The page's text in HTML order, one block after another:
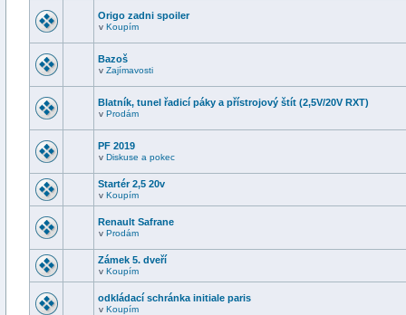
Origo zadni spoiler
v Koupím
Bazoš
v Zajímavosti
Blatník, tunel řadicí páky a přístrojový štít (2,5V/20V RXT)
v Prodám
PF 2019
v Diskuse a pokec
Startér 2,5 20v
v Koupím
Renault Safrane
v Prodám
Zámek 5. dveří
v Koupím
odkládací schránka initiale paris
v Koupím